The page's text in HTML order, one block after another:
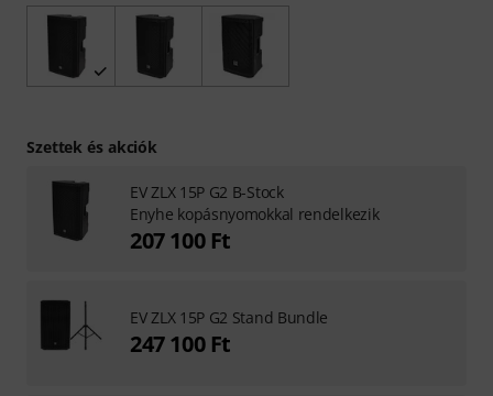
Szettek és akciók
EV ZLX 15P G2 B-Stock
Enyhe kopásnyomokkal rendelkezik
207 100 Ft
EV ZLX 15P G2 Stand Bundle
247 100 Ft